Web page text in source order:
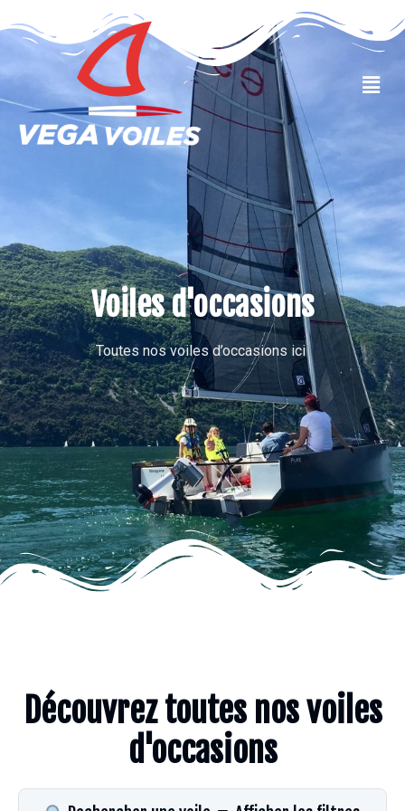
VOILES OCCASIONS
Voiles d'occasions
Toutes nos voiles d’occasions ici
Découvrez toutes nos voiles
d'occasions